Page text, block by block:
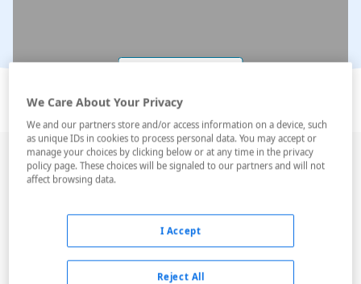
Este encantador hotel está situado en el corazón del
casco antiguo, a unos minutos andando de los
importantes, como la Mezquita Azul, la catedral de
Sofía de Constantinopla, el palacio Topkapi y el Gran
Bazar. La distancia hasta el aerop...
We Care About Your Privacy
We and our partners store and/or access information on a device, such
as unique IDs in cookies to process personal data. You may accept or
manage your choices by clicking below or at any time in the privacy
policy page. These choices will be signaled to our partners and will not
affect browsing data.
Reject All
I Accept